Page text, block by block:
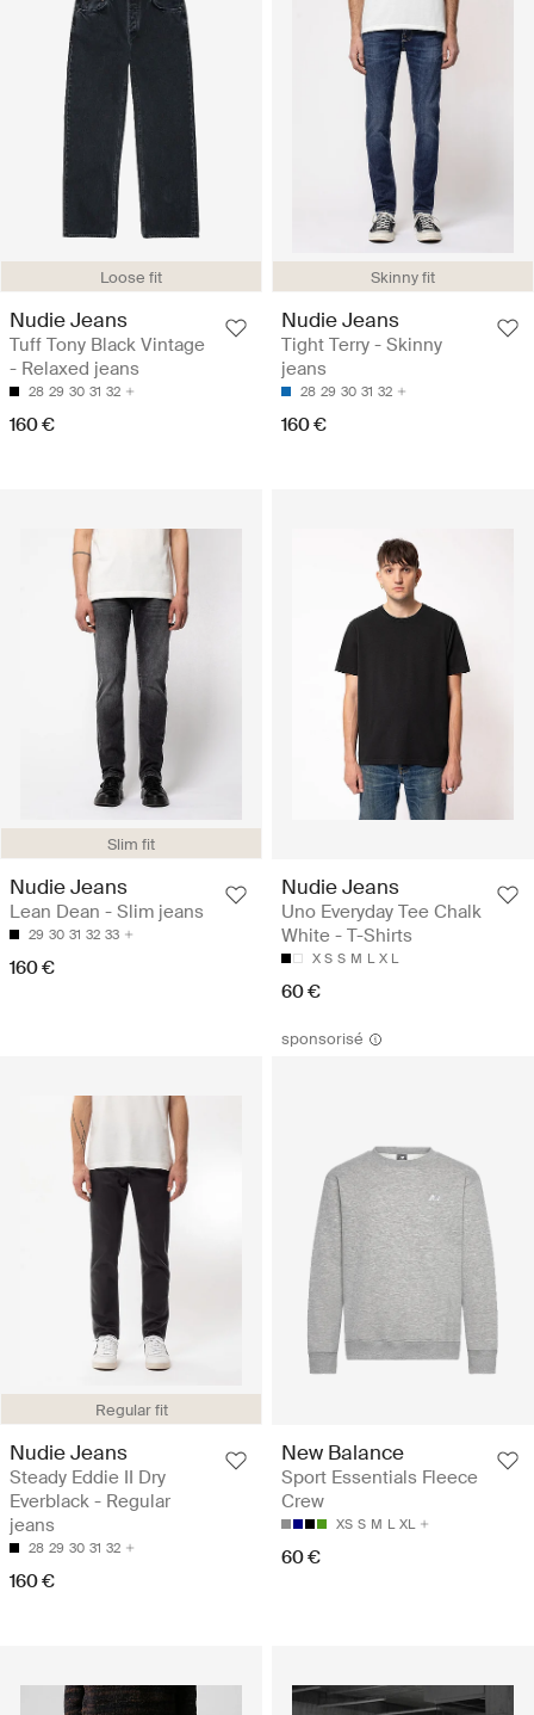
Loose fit
Nudie Jeans
Tuff Tony Black Vintage
- Relaxed jeans
28 29 30 31 32
160 €
Skinny fit
Nudie Jeans
Tight Terry - Skinny
jeans
28 29 30 31 32
160 €
Slim fit
Nudie Jeans
Lean Dean - Slim jeans
29 30 31 32 33
160 €
Nudie Jeans
Uno Everyday Tee Chalk
White - T-Shirts
X S S M L X L
60 €
Regular fit
Nudie Jeans
Steady Eddie II Dry
Everblack - Regular
jeans
28 29 30 31 32
160 €
sponsorisé
New Balance
Sport Essentials Fleece
Crew
XS S M L XL
60 €